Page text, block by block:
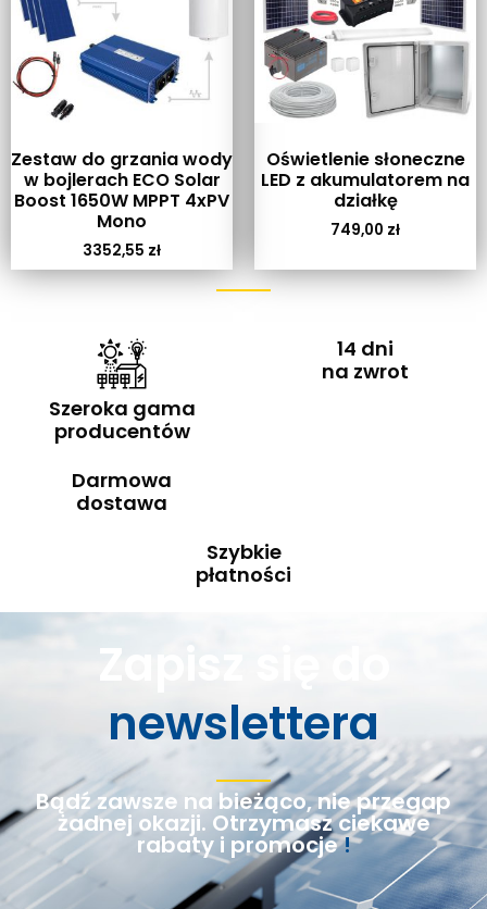
Zestaw do grzania wody
w bojlerach ECO Solar
Boost 1650W MPPT 4xPV
Mono
3352,55 zł
Oświetlenie słoneczne
LED z akumulatorem na
działkę
749,00 zł
Szeroka gama
producentów
14 dni
na zwrot
Darmowa
dostawa
Szybkie
płatności
Zapisz się do
newslettera
Bądź zawsze na bieżąco, nie przegap
żadnej okazji. Otrzymasz ciekawe
rabaty i promocje!